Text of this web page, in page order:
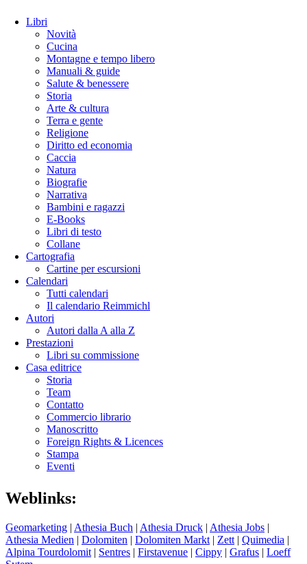
Libri
Novità
Cucina
Montagne e tempo libero
Manuali & guide
Salute & benessere
Storia
Arte & cultura
Terra e gente
Religione
Diritto ed economia
Caccia
Natura
Biografie
Narrativa
Bambini e ragazzi
E-Books
Libri di testo
Collane
Cartografia
Cartine per escursioni
Calendari
Tutti calendari
Il calendario Reimmichl
Autori
Autori dalla A alla Z
Prestazioni
Libri su commissione
Casa editrice
Storia
Team
Contatto
Commercio librario
Manoscritto
Foreign Rights & Licences
Stampa
Eventi
Weblinks:
Geomarketing | Athesia Buch | Athesia Druck | Athesia Jobs |
Athesia Medien | Dolomiten | Dolomiten Markt | Zett | Quimedia |
Alpina Tourdolomit | Sentres | Firstavenue | Cippy | Grafus | Loeff